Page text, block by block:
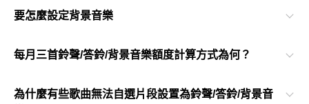
要怎麼設定背景音樂
每月三首鈴聲/答鈴/背景音樂額度計算方式為何？
為什麼有些歌曲無法自選片段設置為鈴聲/答鈴/背景音